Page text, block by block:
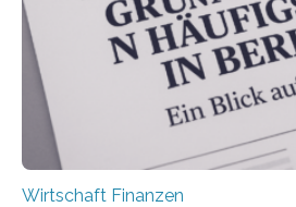
über 50 Jahre alt und wird in den
Nachfolgeregelung benötigen.
bereits Regelungen…
Wirtschaft Finanzen